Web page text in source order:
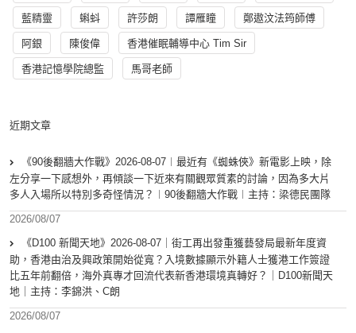
藍精靈 蝌蚪 許莎朗 譚雁瞳 鄭遨汶法筠師傅
阿銀 陳俊偉 香港催眠輔導中心 Tim Sir
香港記憶學院總監 馬哥老師
近期文章
《90後翻牆大作戰》2026-08-07︱最近有《蜘蛛俠》新電影上映，除
左分享一下感想外，再傾談一下近來有關觀眾質素的討論，因為多大片
多人入場所以特別多奇怪情況？︱90後翻牆大作戰︱主持：梁德民團隊
2026/08/07
《D100 新聞天地》2026-08-07｜街工再出發重獲藝發局最新年度資
助，香港由治及興政策開始從寬？入境數據顯示外籍人士獲港工作簽證
比五年前翻倍，海外真專才回流代表新香港環境真轉好？｜D100新聞天
地｜主持：李錦洪、C朗
2026/08/07